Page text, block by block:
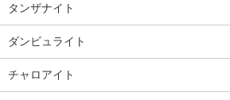
タンザナイト
ダンビュライト
チャロアイト